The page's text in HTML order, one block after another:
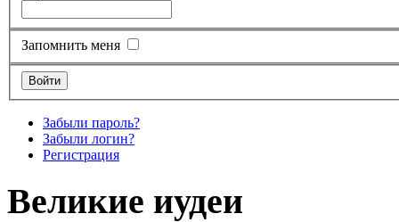
Запомнить меня
Забыли пароль?
Забыли логин?
Регистрация
Великие иудеи